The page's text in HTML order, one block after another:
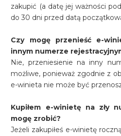
zakupić (a datę jej ważności
do 30 dni przed datą
Czy mogę przenieść e-
innym numerze
Nie, przeniesienie na inny
możliwe, ponieważ zgodnie z
e-winieta nie może być
Kupiłem e-winietę na zły
mogę zrobić?
Jeżeli zakupiłeś e-winietę